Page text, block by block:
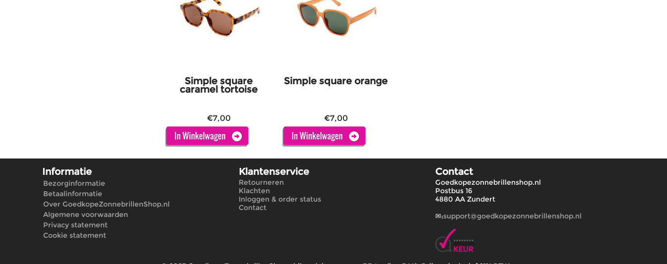
Simple square
caramel tortoise
€7,00
Simple square orange
€7,00
Informatie
Bezorginformatie
Betaalinformatie
Over GoedkopeZonnebrillenShop.nl
Algemene voorwaarden
Privacy statement
Cookie statement
Klantenservice
Retourneren
Klachten
Inloggen & order status
Contact
Contact
Goedkopezonnebrillenshop.nl
Postbus 16
4880 AA Zundert
✉:support@goedkopezonnebrillenshop.nl